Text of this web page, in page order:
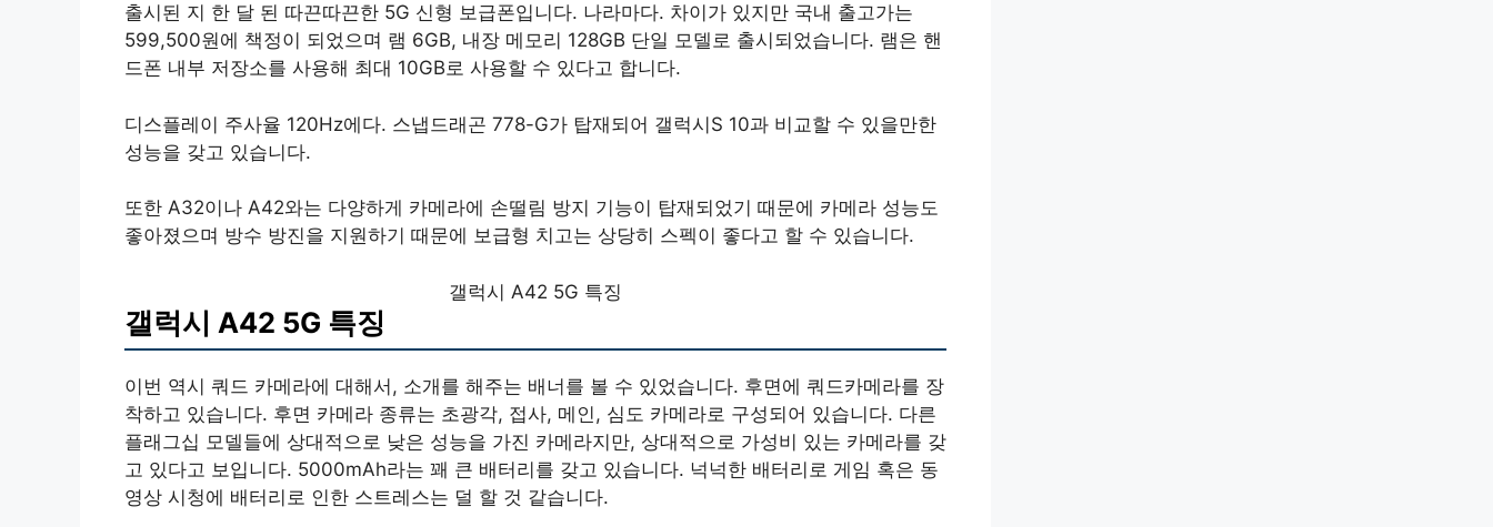
출시된 지 한 달 된 따끈따끈한 5G 신형 보급폰입니다. 나라마다. 차이가 있지만 국내 출고가는
599,500원에 책정이 되었으며 램 6GB, 내장 메모리 128GB 단일 모델로 출시되었습니다. 램은 핸
드폰 내부 저장소를 사용해 최대 10GB로 사용할 수 있다고 합니다.
디스플레이 주사율 120Hz에다. 스냅드래곤 778-G가 탑재되어 갤럭시S 10과 비교할 수 있을만한
성능을 갖고 있습니다.
또한 A32이나 A42와는 다양하게 카메라에 손떨림 방지 기능이 탑재되었기 때문에 카메라 성능도
좋아졌으며 방수 방진을 지원하기 때문에 보급형 치고는 상당히 스펙이 좋다고 할 수 있습니다.
갤럭시 A42 5G 특징
갤럭시 A42 5G 특징
이번 역시 쿼드 카메라에 대해서, 소개를 해주는 배너를 볼 수 있었습니다. 후면에 쿼드카메라를 장
착하고 있습니다. 후면 카메라 종류는 초광각, 접사, 메인, 심도 카메라로 구성되어 있습니다. 다른
플래그십 모델들에 상대적으로 낮은 성능을 가진 카메라지만, 상대적으로 가성비 있는 카메라를 갖
고 있다고 보입니다. 5000mAh라는 꽤 큰 배터리를 갖고 있습니다. 넉넉한 배터리로 게임 혹은 동
영상 시청에 배터리로 인한 스트레스는 덜 할 것 같습니다.